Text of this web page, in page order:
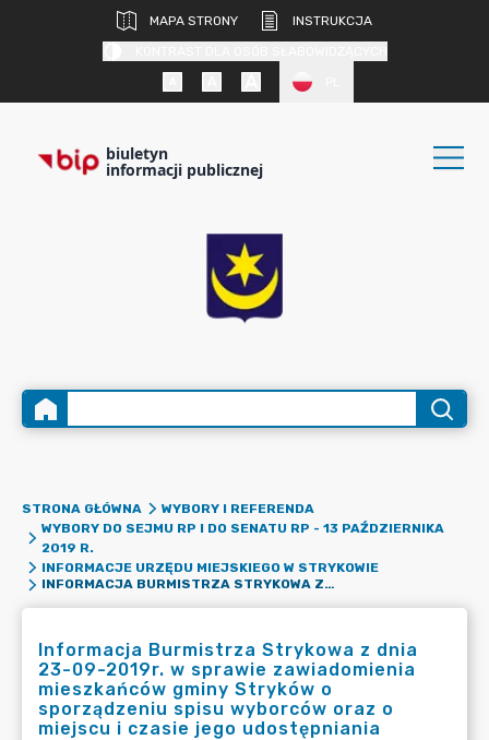
MAPA STRONY
INSTRUKCJA
biuletyn
informacji publicznej
STRONA GŁÓWNA
WYBORY I REFERENDA
WYBORY DO SEJMU RP I DO SENATU RP - 13 PAŹDZIERNIKA
2019 R.
INFORMACJE URZĘDU MIEJSKIEGO W STRYKOWIE
INFORMACJA BURMISTRZA STRYKOWA Z DNIA 23-09-2019R. W SPRAWIE ZAWIADOMIENIA MIESZKAŃCÓW GMINY STRYKÓW O SPORZĄDZENIU SPISU WYBORCÓW ORAZ O MIEJSCU I CZASIE JEGO UDOSTĘPNIANIA
Informacja Burmistrza Strykowa z dnia
23-09-2019r. w sprawie zawiadomienia
mieszkańców gminy Stryków o
sporządzeniu spisu wyborców oraz o
miejscu i czasie jego udostępniania